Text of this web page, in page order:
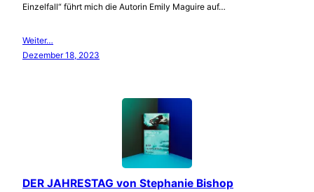
Einzelfall“ führt mich die Autorin Emily Maguire auf…
Weiter…
Dezember 18, 2023
DER JAHRESTAG von Stephanie Bishop